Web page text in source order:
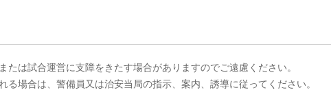
は試合運営に支障をきたす場合がありますのでご遠慮ください。
場合は、警備員又は治安当局の指示、案内、誘導に従ってください。